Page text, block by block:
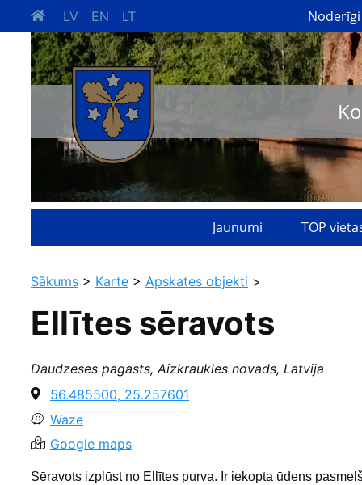
LV EN LT Noderīgi
Jaunumi TOP
Sākums > Karte > Apskates objekti >
Ellītes sēravots
Daudzeses pagasts, Aizkraukles novads, Latvija
56.485500, 25.257601
Waze
Google maps
Sēravots izplūst no Ellītes purva. Ir iekopta ūdens